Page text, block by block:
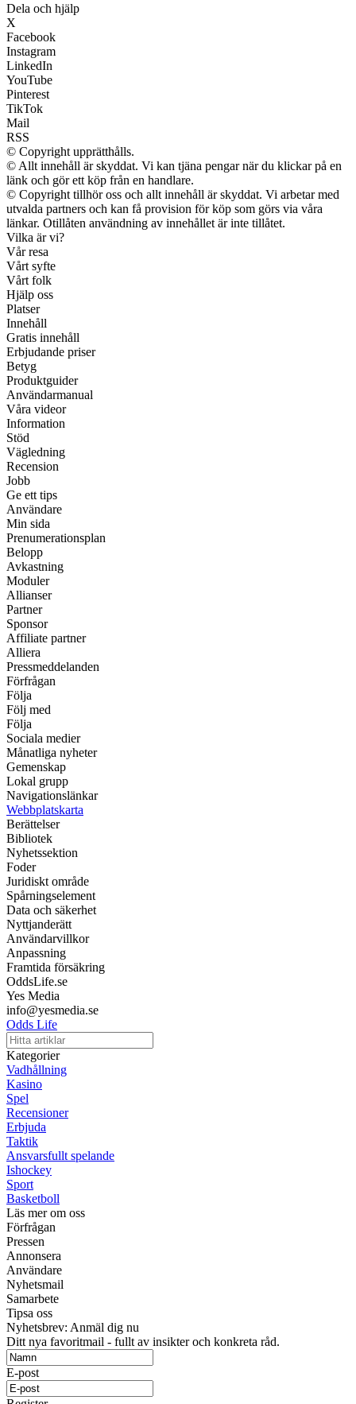
Dela och hjälp
X
Facebook
Instagram
LinkedIn
YouTube
Pinterest
TikTok
Mail
RSS
© Copyright upprätthålls.
© Allt innehåll är skyddat. Vi kan tjäna pengar när du klickar på en
länk och gör ett köp från en handlare.
© Copyright tillhör oss och allt innehåll är skyddat. Vi arbetar med
utvalda partners och kan få provision för köp som görs via våra
länkar. Otillåten användning av innehållet är inte tillåtet.
Vilka är vi?
Vår resa
Vårt syfte
Vårt folk
Hjälp oss
Platser
Innehåll
Gratis innehåll
Erbjudande priser
Betyg
Produktguider
Användarmanual
Våra videor
Information
Stöd
Vägledning
Recension
Jobb
Ge ett tips
Användare
Min sida
Prenumerationsplan
Belopp
Avkastning
Moduler
Allianser
Partner
Sponsor
Affiliate partner
Alliera
Pressmeddelanden
Förfrågan
Följa
Följ med
Följa
Sociala medier
Månatliga nyheter
Gemenskap
Lokal grupp
Navigationslänkar
Webbplatskarta
Berättelser
Bibliotek
Nyhetssektion
Foder
Juridiskt område
Spårningselement
Data och säkerhet
Nyttjanderätt
Användarvillkor
Anpassning
Framtida försäkring
OddsLife.se
Yes Media
info@yesmedia.se
Odds Life
Kategorier
Vadhållning
Kasino
Spel
Recensioner
Erbjuda
Taktik
Ansvarsfullt spelande
Ishockey
Sport
Basketboll
Läs mer om oss
Förfrågan
Pressen
Annonsera
Användare
Nyhetsmail
Samarbete
Tipsa oss
Nyhetsbrev: Anmäl dig nu
Ditt nya favoritmail - fullt av insikter och konkreta råd.
E-post